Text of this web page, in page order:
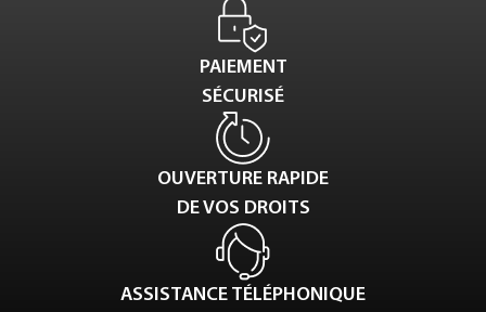
PAIEMENT
SÉCURISÉ
OUVERTURE RAPIDE
DE VOS DROITS
ASSISTANCE TÉLÉPHONIQUE